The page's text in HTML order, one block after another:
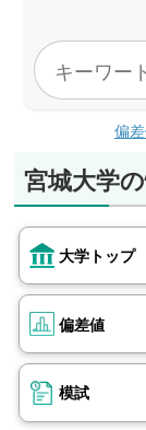
偏
宮城大学
大学トップ
偏差値
模試